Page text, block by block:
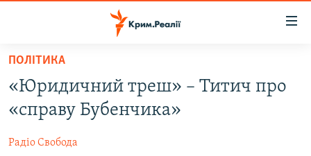
Перейти
основного
матеріалу
Перейти
до
ВОДА.КРИМ
ВІДЕО ТА ФОТО
ПОЛІТИКА
ПОЛІТИКА
«​Юридичний треш» – Титич про
«справу Бубенчика»
Радіо Свобода